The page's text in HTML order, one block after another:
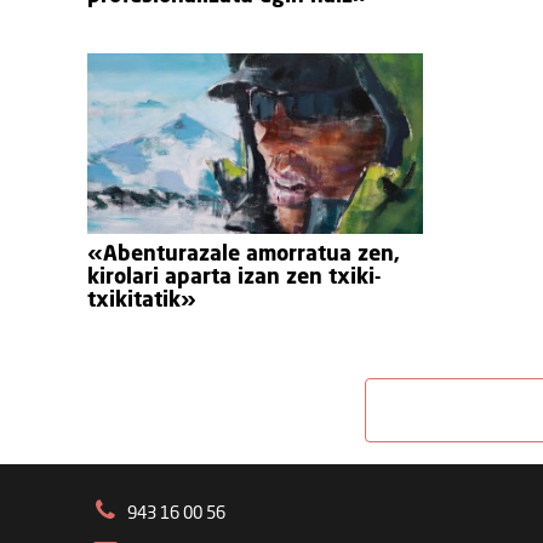
«Abenturazale amorratua zen,
kirolari aparta izan zen txiki-
txikitatik»
943 16 00 56